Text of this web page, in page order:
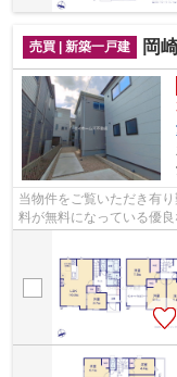
売買 | 新築一戸建 岡崎
当物件をご覧いただき有
料が無料になっている優
せて頂きますのでお気軽